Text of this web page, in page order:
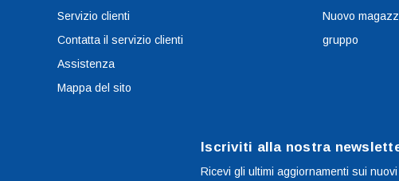
Servizio clienti
Contatta il servizio clienti
Assistenza
Mappa del sito
Nuovo
gruppo
Iscriviti alla nostra
Ricevi gli ultimi aggiornamenti sui nuovi